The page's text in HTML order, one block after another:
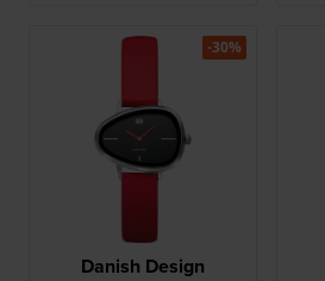
Danish Design
-30%